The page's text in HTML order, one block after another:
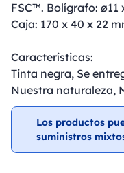
FSC™. Bolígrafo: ø11
Caja: 170 x 40 x 22
Características:
Tinta negra, Se
Nuestra naturaleza,
Los productos
suministros